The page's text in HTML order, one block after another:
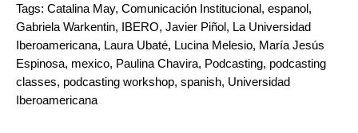
Tags: Catalina May, Comunicación Institucional, espanol,
Gabriela Warkentin, IBERO, Javier Piñol, La Universidad
Iberoamericana, Laura Ubaté, Lucina Melesio, María Jesús
Espinosa, mexico, Paulina Chavira, Podcasting, podcasting
classes, podcasting workshop, spanish, Universidad
Iberoamericana